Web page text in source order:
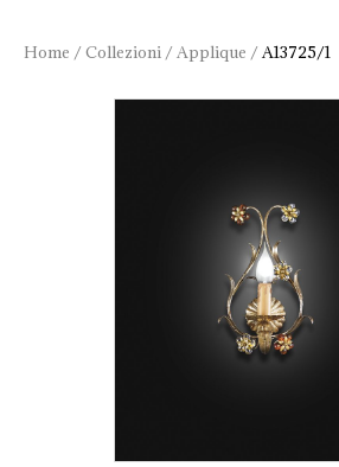
Home /Collezioni /Applique /A13725/1